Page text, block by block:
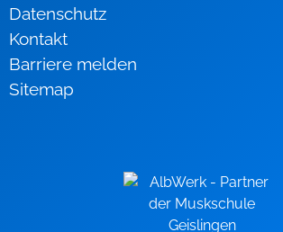
Datenschutz
Kontakt
Barriere melden
Sitemap